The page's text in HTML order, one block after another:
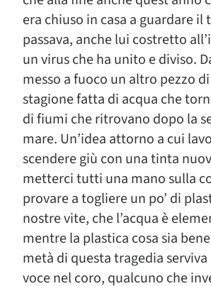
era chiuso in casa a guardare il
passava, anche lui costretto
un virus che ha unito e diviso.
messo a fuoco un altro pezzo
stagione fatta di acqua che
di fiumi che ritrovano dopo la
mare. Un’idea attorno a cui
scendere giù con una tinta
metterci tutti una mano sulla
provare a togliere un po’ di
nostre vite, che l’acqua è
mentre la plastica cosa sia
metà di questa tragedia
voce nel coro, qualcuno che